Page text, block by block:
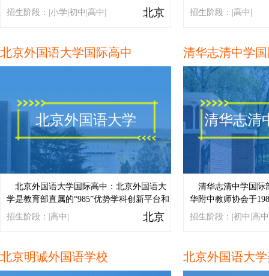
前、小学、中学、高中于一体，以学生的兴
趣、特长和未来的事业发展为导向，为每一
招生阶段：|小学|初中|高中| 北京
全部由外籍教师授课
教育氛围，吸引了中
家的教师在这里工作
招生阶段：|高中|
北京外国语大学国际高中
北京外国语大学
北京外国语大学国际高中：北京外国语大
学是教育部直属的“985”优势学科创新平台和
首批国家“211工程”建设的全国重点大学，是
国内外语类院校翘楚和开设外语语种最多的
招生阶段：|高中| 北京
清华志清中学
清华志清
清华志清中学国际
华附中教师协会于
合作密切，经北京市
日制寄宿高中。...
招生阶段：|初中|高
北京明诚外国语学校